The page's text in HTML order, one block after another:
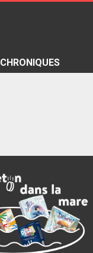
CHRONIQUES